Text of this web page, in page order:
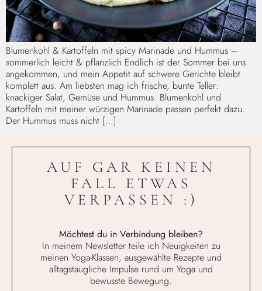
Blumenkohl & Kartoffeln mit spicy Marinade und Hummus –
sommerlich leicht & pflanzlich Endlich ist der Sommer bei uns
angekommen, und mein Appetit auf schwere Gerichte bleibt
komplett aus. Am liebsten mag ich frische, bunte Teller:
knackiger Salat, Gemüse und Hummus. Blumenkohl und
Kartoffeln mit meiner würzigen Marinade passen perfekt dazu.
Der Hummus muss nicht […]
AUF GAR KEINEN
FALL ETWAS
VERPASSEN :)
Möchtest du in Verbindung bleiben?
In meinem Newsletter teile ich Neuigkeiten zu
meinen Yoga-Klassen, ausgewählte Rezepte und
alltagstaugliche Impulse rund um Yoga und
bewusste Bewegung.